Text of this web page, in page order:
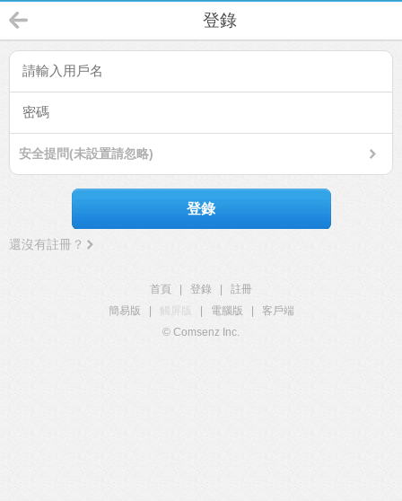
登錄
安全提問(未設置請忽略)
登錄
還沒有註冊？
首頁 登錄
註冊
簡易版
觸屏版 電腦版
客戶端
© Comsenz Inc.